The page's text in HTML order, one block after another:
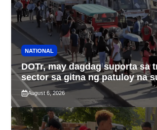
NATIONAL
DOTr, may dagdag suporta sa
sector sa gitna ng patuloy na
ng taas-pasahe
August 6, 2026